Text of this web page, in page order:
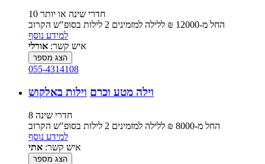
10 חדרי שינה או יותר
החל מ-‏12000 ₪ ללילה למזמינים 2 לילות בסופ"ש הקרוב
למידע נוסף
איש קשר: אורלי
הצג מספר
055-4314108
וילה מטע וכרם וילות באלקוש
8 חדרי שינה
החל מ-‏8000 ₪ ללילה למזמינים 2 לילות בסופ"ש הקרוב
למידע נוסף
איש קשר: אתי
הצג מספר